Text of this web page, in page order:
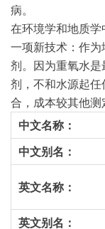
病。
在环境学和地质
一项新技术：作
剂。因为重氧水
剂，不和水源起
合，成本较其他测
中文名称：
中文别名：
英文名称：
英文别名：